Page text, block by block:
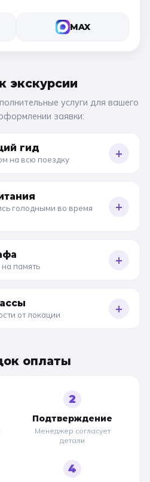
MAX
экскурсии
услуги для вашего
заявки:
гид
на всю поездку +
голодными во время
+
память +
от локации +
оплаты
2
Подтверждение
Менеджер согласует
детали
4